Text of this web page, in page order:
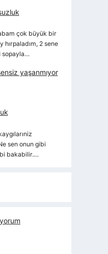
çok büyük bir
hırpaladım, 2 sene
sopayla…
yaşanmıyor
sen onun gibi
bakabilir.…